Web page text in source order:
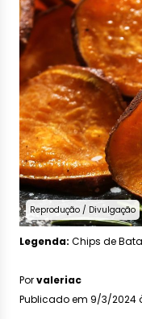
Reprodução / Divulgação
Legenda: Chips de
Porvaleriac
Publicado em 9/3/2024